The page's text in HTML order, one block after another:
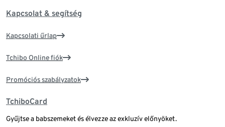
Kapcsolat & segítség
Kapcsolati űrlap
Tchibo Online fiók
Promóciós szabályzatok
TchiboCard
Gyűjtse a babszemeket és élvezze az exkluzív előnyöket.